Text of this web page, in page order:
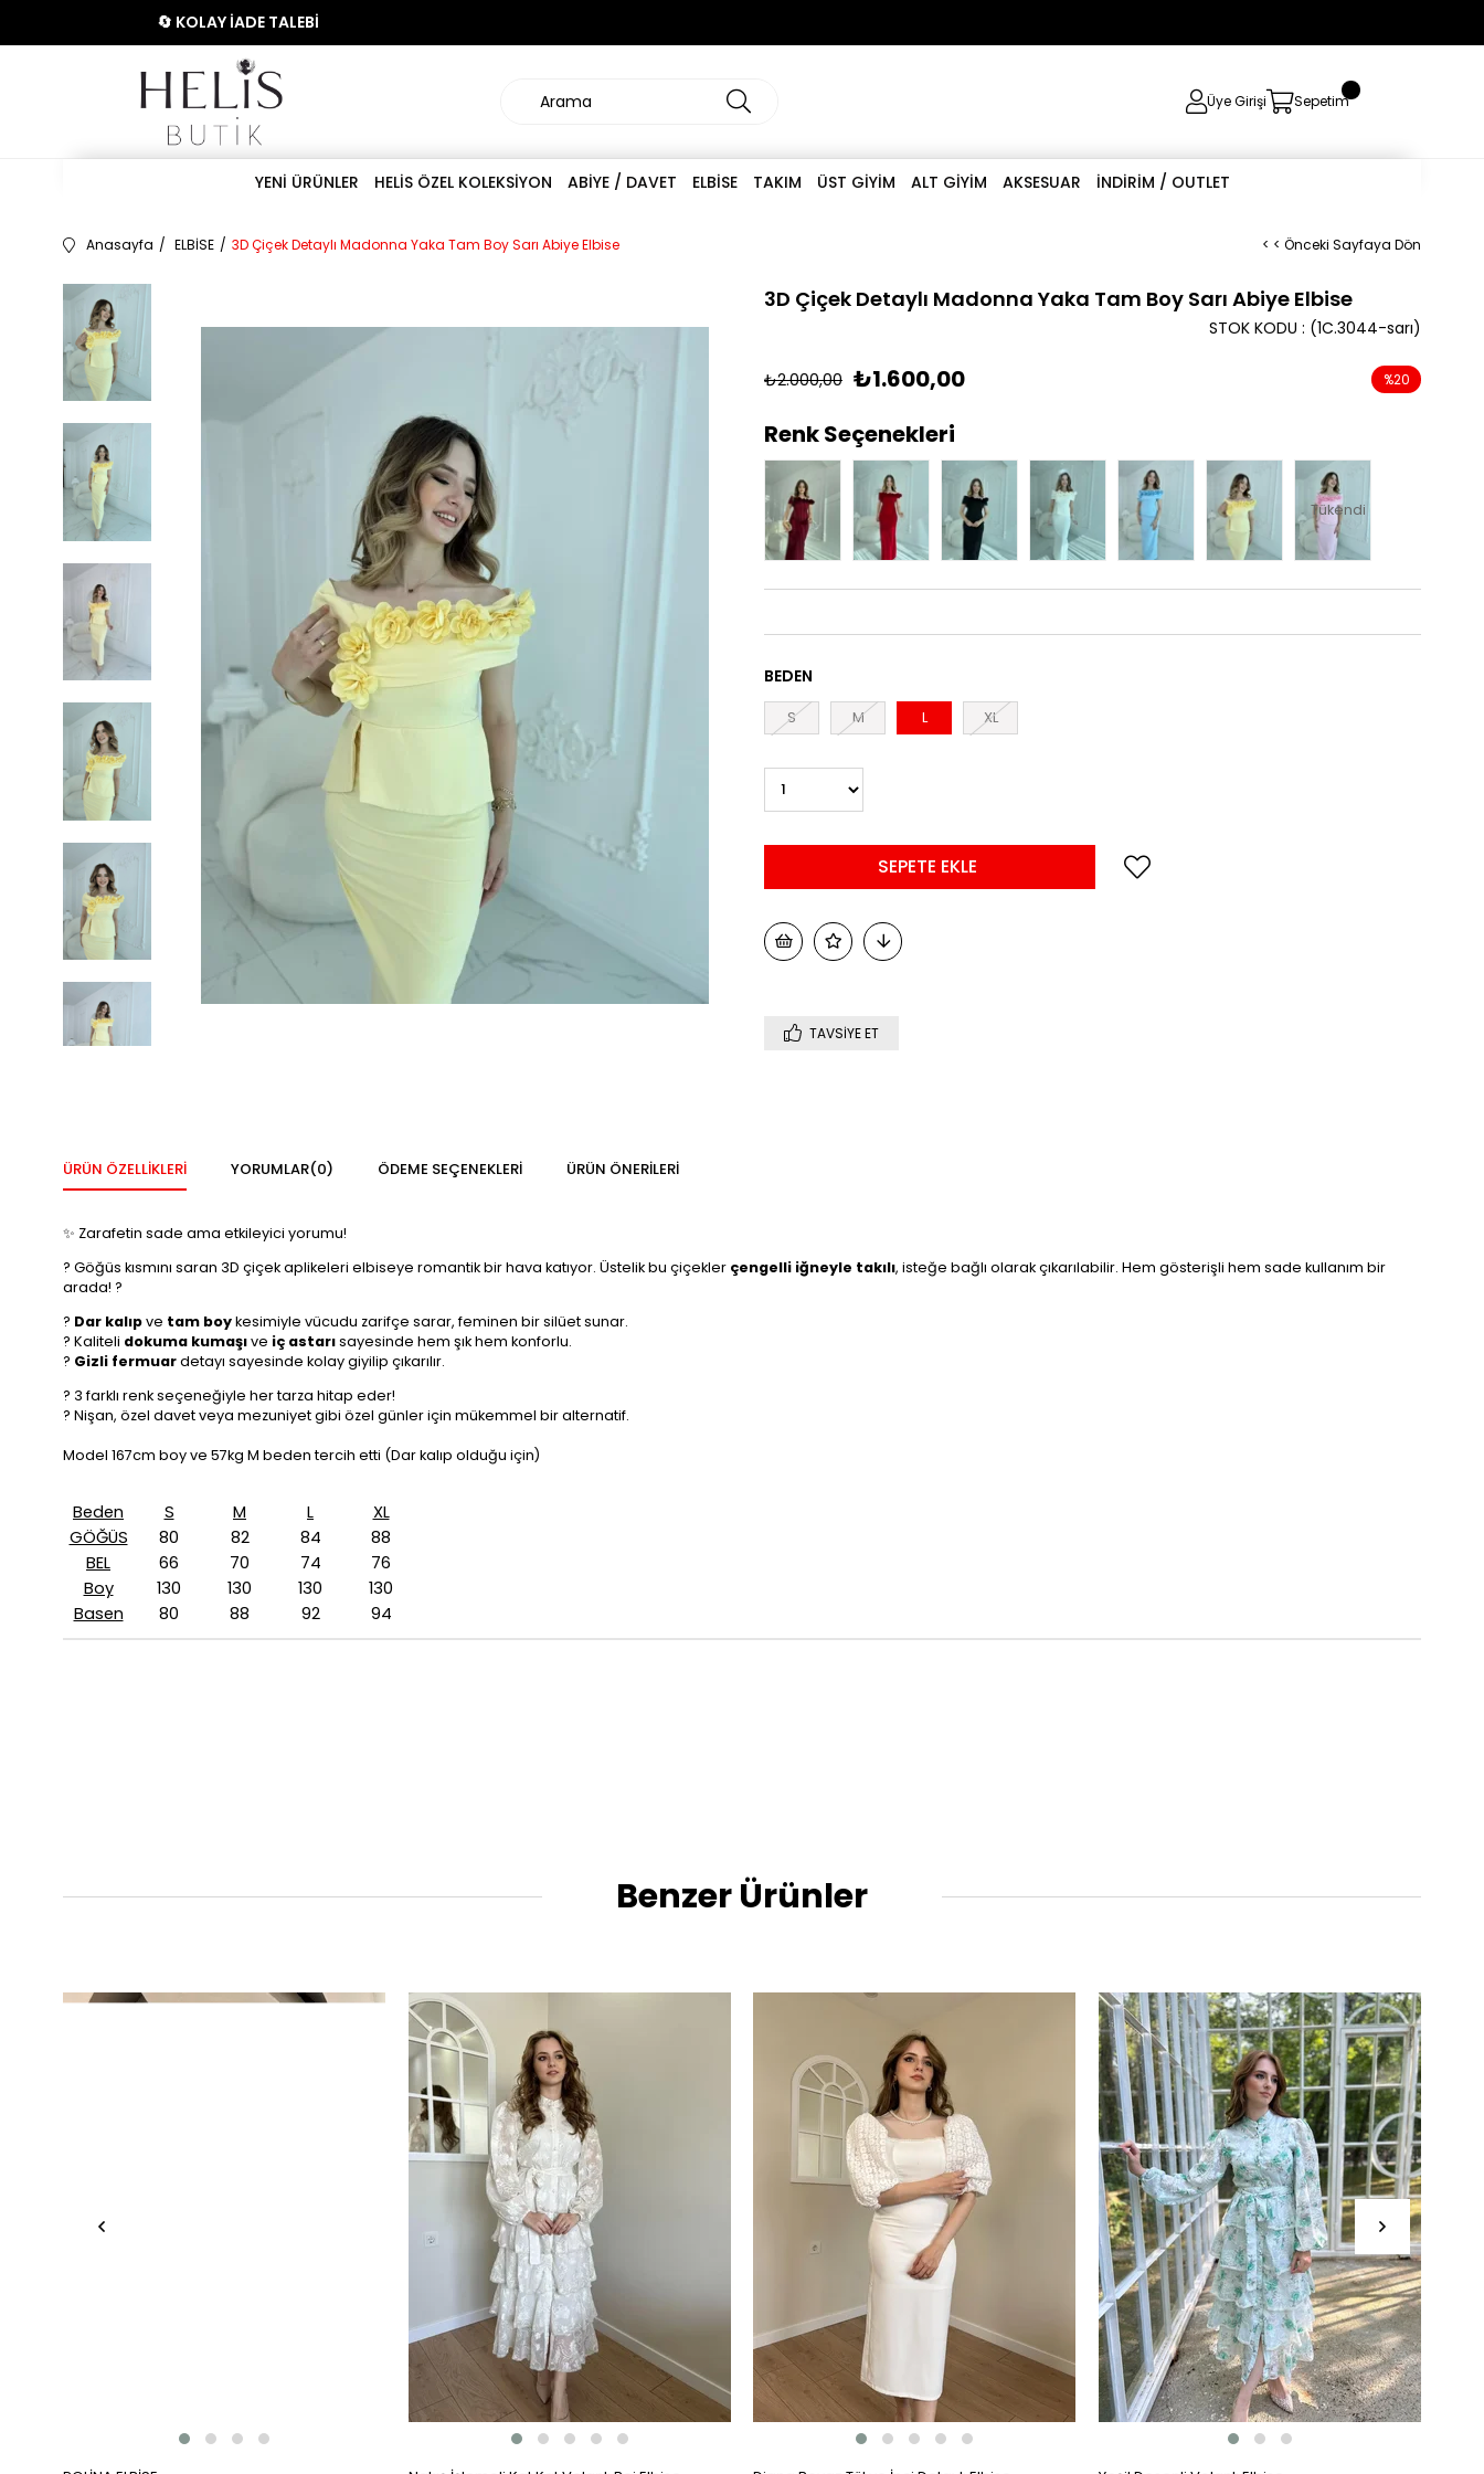
🔄 KOLAY İADE TALEBİ
Üye Girişi Sepetim
YENİ ÜRÜNLER HELİS ÖZEL KOLEKSİYON ABİYE / DAVET ELBİSE TAKIM ÜST GİYİM ALT GİYİM AKSESUAR İNDİRİM / OUTLET
Anasayfa ELBİSE 3D Çiçek Detaylı Madonna Yaka Tam Boy Sarı Abiye Elbise < < Önceki Sayfaya Dön
3D Çiçek Detaylı Madonna Yaka Tam Boy Sarı Abiye Elbise
(1C.3044-sarı)
STOK KODU
₺2.000,00 ₺1.600,00 %20
Renk Seçenekleri
Tükendi
BEDEN
S M L XL
TAVSIYE ET
ÜRÜN ÖZELLIKLERI YORUMLAR(0) ÖDEME SEÇENEKLERI ÜRÜN ÖNERILERI
✨ Zarafetin sade ama etkileyici yorumu!
? Göğüs kısmını saran 3D çiçek aplikeleri elbiseye romantik bir hava katıyor. Üstelik bu çiçekler çengelli iğneyle takılı, isteğe bağlı olarak çıkarılabilir. Hem gösterişli hem sade kullanım bir
arada! ?
? Dar kalıpve tam boykesimiyle vücudu zarifçe sarar, feminen bir silüet sunar.
? Kaliteli dokuma kumaşıve iç astarısayesinde hem şık hem konforlu.
? Gizli fermuardetayı sayesinde kolay giyilip çıkarılır.
? 3 farklı renk seçeneğiyle her tarza hitap eder!
? Nişan, özel davet veya mezuniyet gibi özel günler için mükemmel bir alternatif.
Model 167cm boy ve 57kg M beden tercih etti (Dar kalıp olduğu için)
Beden S M L
XL
GÖĞÜS
80 82 84
88
BEL
66 70 74
76
Boy
130 130 130
130
Basen
80 88 92 94
Benzer Ürünler